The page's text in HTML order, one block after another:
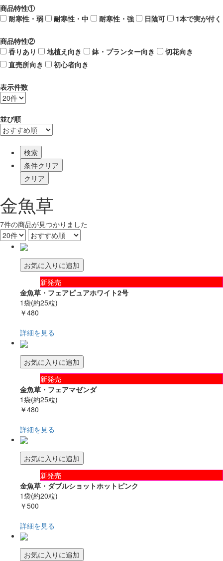
商品特性①
耐寒性・弱
耐寒性・中 耐寒性・強 日陰可 1本で実が付く
商品特性②
香りあり
地植え向き 鉢・プランター向き
切花向き
直売所向き
初心者向き
表示件数
並び順
検索
金魚草
7件の商品が見つかりました
お気に入りに追加
新発売
金魚草・フェアピュアホワイト2号
1袋(約25粒)
￥480
詳細を見る
お気に入りに追加
新発売
金魚草・フェアマゼンダ
1袋(約25粒)
￥480
詳細を見る
お気に入りに追加
新発売
金魚草・ダブルショットホットピンク
1袋(約20粒)
￥500
詳細を見る
お気に入りに追加